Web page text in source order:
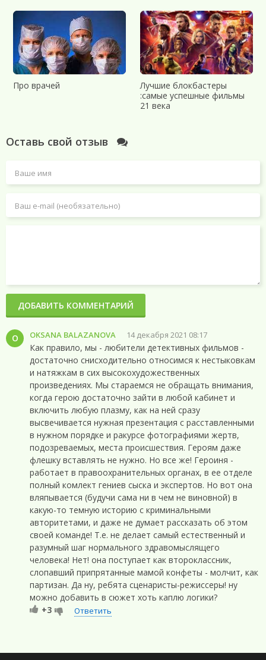
Про врачей
Лучшие блокбастеры
:самые успешные фильмы
21 века
Оставь свой отзыв
O OKSANA BALAZANOVA 14 декабря 2021 08:17
Как правило, мы - любители детективных фильмов -
достаточно снисходительно относимся к нестыковкам
и натяжкам в сих высокохудожественных
произведениях. Мы стараемся не обращать внимания,
когда герою достаточно зайти в любой кабинет и
включить любую плазму, как на ней сразу
высвечивается нужная презентация с расставленными
в нужном порядке и ракурсе фотографиями жертв,
подозреваемых, места происшествия. Героям даже
флешку вставлять не нужно. Но все же! Героиня -
работает в правоохранительных органах, в ее отделе
полный комлект гениев сыска и экспертов. Но вот она
вляпывается (будучи сама ни в чем не виновной) в
какую-то темную историю с криминальными
авторитетами, и даже не думает рассказать об этом
своей команде! Т.е. не делает самый естественный и
разумный шаг нормального здравомыслящего
человека! Нет! она поступает как второклассник,
слопавший припрятанные мамой конфеты - молчит, как
партизан. Да ну, ребята сценаристы-режиссеры! ну
можно добавить в сюжет хоть каплю логики?
+3
Ответить
ДОБАВИТЬ КОММЕНТАРИЙ